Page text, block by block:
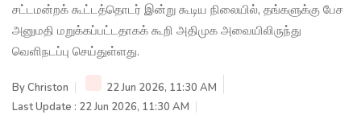
சட்டமன்றக் கூட்டத்தொடர் இன்று கூடிய நிலையில், தங்களுக்கு பேச
அனுமதி மறுக்கப்பட்டதாகக் கூறி அதிமுக அவையிலிருந்து
வெளிநடப்பு செய்துள்ளது.
ByChriston
22 Jun 2026, 11:30 AM
Last Update : 22 Jun 2026, 11:30 AM